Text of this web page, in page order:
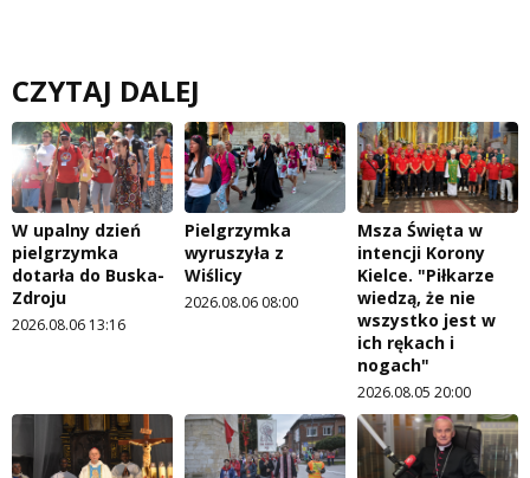
CZYTAJ DALEJ
W upalny dzień
pielgrzymka
dotarła do Buska-
Zdroju
2026.08.06 13:16
Pielgrzymka
wyruszyła z
Wiślicy
2026.08.06 08:00
Msza Święta w
intencji Korony
Kielce. "Piłkarze
wiedzą, że nie
wszystko jest w
ich rękach i
nogach"
2026.08.05 20:00